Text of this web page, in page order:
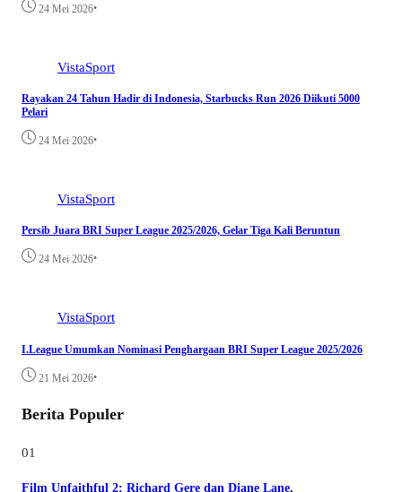
24 Mei 2026•
VistaSport
Rayakan 24 Tahun Hadir di Indonesia, Starbucks Run 2026 Diikuti 5000
Pelari
24 Mei 2026•
VistaSport
Persib Juara BRI Super League 2025/2026, Gelar Tiga Kali Beruntun
24 Mei 2026•
VistaSport
I.League Umumkan Nominasi Penghargaan BRI Super League 2025/2026
21 Mei 2026•
Berita Populer
01
Film Unfaithful 2: Richard Gere dan Diane Lane,